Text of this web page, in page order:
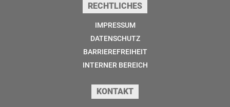
RECHTLICHES
IMPRESSUM
DATENSCHUTZ
BARRIEREFREIHEIT
INTERNER BEREICH
KONTAKT